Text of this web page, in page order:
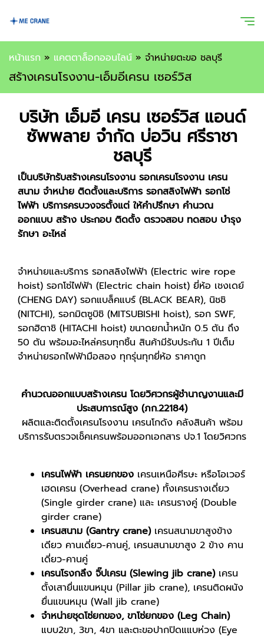
หน้าแรก » แคตตาล็อกออนไลน์ » จำหน่ายตะขอ ชลบุรี
สร้างเครนโรงงาน-เอ็มอีเครน เซอร์วิส
บริษัท เอ็มอี เครน เซอร์วิส แอนด์
ซัพพลาย จำกัด บ่อวิน ศรีราชา
ชลบุรี
เป็นบริษัทรับสร้างเครนโรงงาน รอกเครนโรงงาน เครน
สนาม จำหน่าย ติดตั้งและบริการ รอกสลิงไฟฟ้า รอกโซ่
ไฟฟ้า บริการครบวงจรตั้งแต่ ให้คำปรึกษา คำนวณ
ออกแบบ สร้าง ประกอบ ติดตั้ง ตรวจสอบ ทดสอบ บำรุง
รักษา อะไหล่
จำหน่ายและบริการ รอกสลิงไฟฟ้า (Electric wire rope
hoist) รอกโซ่ไฟฟ้า (Electric chain hoist) ยี่ห้อ เชงเดย์
(CHENG DAY) รอกแบล็คแบร์ (BLACK BEAR), นิชชิ
(NITCHI), รอกมิตซูบิชิ (MITSUBISHI hoist), รอก SWF,
รอกฮิตาชิ (HITACHI hoist) ขนาดยกน้ำหนัก 0.5 ตัน ถึง
50 ตัน พร้อมอะไหล่ครบทุกชิ้น สินค้ามีรับประกัน 1 ปีเต็ม
จำหน่ายรอกไฟฟ้ามือสอง ทุกรุ่นทุกยี่ห้อ ราคาถูก
คำนวณออกแบบสร้างเครน โดยวิศวกรผู้ชำนาญงานและมี
ประสบการณ์สูง (ภก.22184)
ผลิตและติดตั้งเครนโรงงาน เครนโกดัง คลังสินค้า พร้อม
บริการรับตรวจเช็คเครนพร้อมออกเอกสาร ปจ.1 โดยวิศวกร
เครนไฟฟ้า เครนยกของ เครนเหนือศีรษะ หรือโอเวอร์
เฮดเครน (Overhead crane) ทั้งเครนรางเดี่ยว
(Single girder crane) และ เครนรางคู่ (Double
girder crane)
เครนสนาม (Gantry crane)เครนสนามขาสูงข้าง
เดียว คานเดี่ยว-คานคู่, เครนสนามขาสูง 2 ข้าง คาน
เดี่ยว-คานคู่
เครนโรงกลึง จิ๊ปเครน (Slewing jib crane)เครน
ตั้งเสายื่นแขนหมุน (Pillar jib crane), เครนติดผนัง
ยื่นแขนหมุน (Wall jib crane)
จำหน่ายชุดโซ่ยกของ, ขาโซ่ยกของ (Leg Chain)
แบบ2ขา, 3ขา, 4ขา และตะขอปากปิดแแบห่วง (Eye